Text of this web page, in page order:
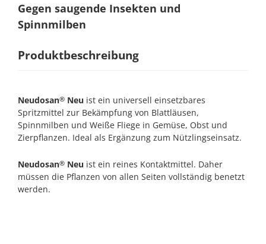
Gegen saugende Insekten und
Spinnmilben
Produktbeschreibung
Neudosan®Neu ist ein universell einsetzbares
Spritzmittel zur Bekämpfung von Blattläusen,
Spinnmilben und Weiße Fliege in Gemüse, Obst und
Zierpflanzen. Ideal als Ergänzung zum Nützlingseinsatz.
Neudosan®Neu ist ein reines Kontaktmittel. Daher
müssen die Pflanzen von allen Seiten vollständig benetzt
werden.